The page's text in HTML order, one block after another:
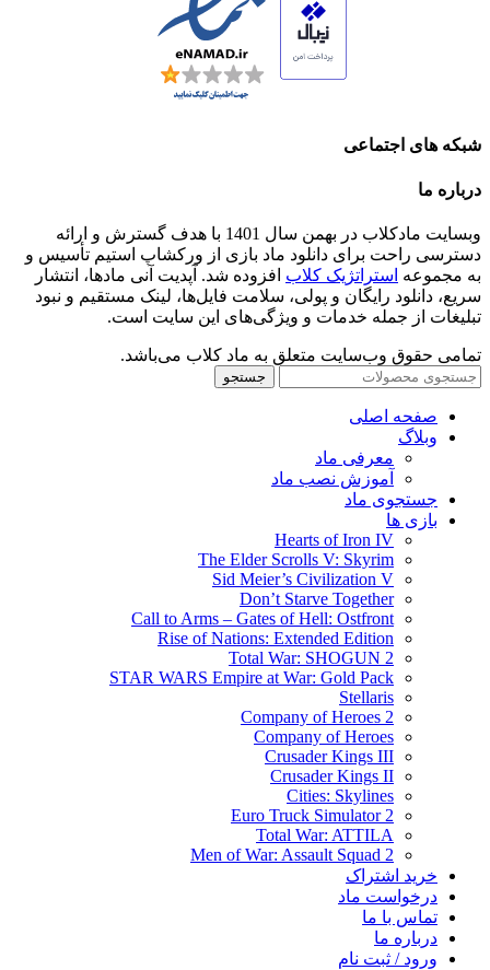
شبکه های اجتماعی
درباره ما
وبسایت مادکلاب در بهمن سال 1401 با هدف گسترش و ارائه
دسترسی راحت برای دانلود ماد بازی از ورکشاپ استیم تأسیس و
به مجموعه استراتژیک کلاب افزوده شد. آپدیت آنی مادها، انتشار
سریع، دانلود رایگان و پولی، سلامت فایل‌ها، لینک مستقیم و نبود
تبلیغات از جمله خدمات و ویژگی‌های این سایت است.
تمامی حقوق وب‌سایت متعلق به ماد کلاب می‌باشد.
جستجو
صفحه اصلی
وبلاگ
معرفی ماد
آموزش نصب ماد
جستجوی ماد
بازی ها
Hearts of Iron IV
The Elder Scrolls V: Skyrim
Sid Meier’s Civilization V
Don’t Starve Together
Call to Arms – Gates of Hell: Ostfront
Rise of Nations: Extended Edition
Total War: SHOGUN 2
STAR WARS Empire at War: Gold Pack
Stellaris
Company of Heroes 2
Company of Heroes
Crusader Kings III
Crusader Kings II
Cities: Skylines
Euro Truck Simulator 2
Total War: ATTILA
Men of War: Assault Squad 2
خرید اشتراک
درخواست ماد
تماس با ما
درباره ما
ورود / ثبت نام